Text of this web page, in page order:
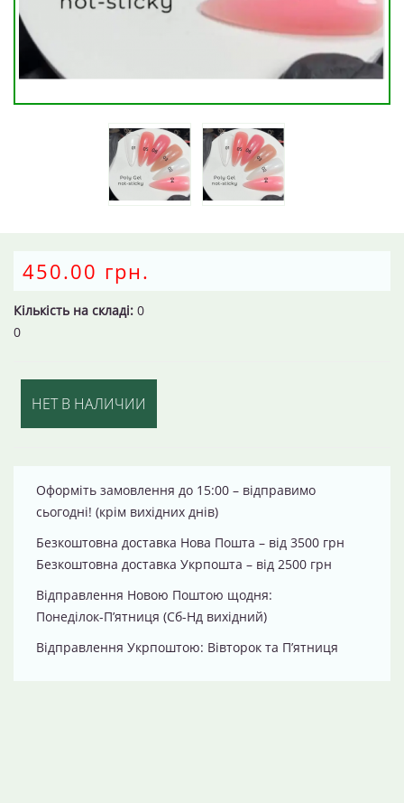
450.00 грн.
Кількість на складі: 0
0
НЕТ В НАЛИЧИИ
Оформіть замовлення до 15:00 – відправимо
сьогодні! (крім вихідних днів)
Безкоштовна доставка Нова Пошта – від 3500 грн
Безкоштовна доставка Укрпошта – від 2500 грн
Відправлення Новою Поштою щодня:
Понеділок-П’ятниця (Сб-Нд вихідний)
Відправлення Укрпоштою: Вівторок та П’ятниця